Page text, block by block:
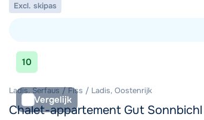
Excl. skipas
Bekijk accommodatie
10
Vergelijk
Ladis, Serfaus / Fiss / Ladis, Oostenrijk
Chalet-appartement Gut Sonnbichl